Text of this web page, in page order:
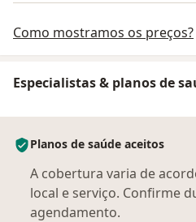
Como mostramos os preços?
Especialistas & planos de
Planos de saúde aceitos
A cobertura varia de
local e serviço. Confirme
agendamento.